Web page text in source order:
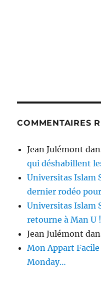
COMMENTAIRES
Jean Julémont
qui déshabillent
Universitas Islam
dernier rodéo
Universitas Islam
retourne à Man U !
Jean Julémont
Mon Appart Facile
Monday…